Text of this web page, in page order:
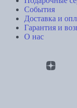
События
Доставка и
Гарантия и
О нас